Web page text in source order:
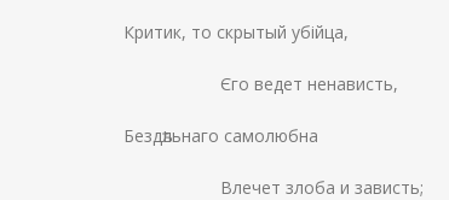
Критик, то скрытый убійца,
Єго ведет ненависть,
Бездѣльнаго самолюбна
Влечет злоба и зависть;